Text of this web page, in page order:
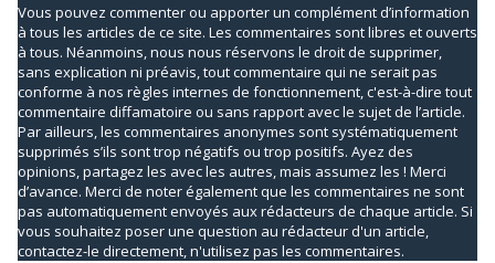
Vous pouvez commenter ou apporter un complément d’information
à tous les articles de ce site. Les commentaires sont libres et ouverts
à tous. Néanmoins, nous nous réservons le droit de supprimer,
sans explication ni préavis, tout commentaire qui ne serait pas
conforme à nos règles internes de fonctionnement, c'est-à-dire tout
commentaire diffamatoire ou sans rapport avec le sujet de l’article.
Par ailleurs, les commentaires anonymes sont systématiquement
supprimés s’ils sont trop négatifs ou trop positifs. Ayez des
opinions, partagez les avec les autres, mais assumez les ! Merci
d’avance. Merci de noter également que les commentaires ne sont
pas automatiquement envoyés aux rédacteurs de chaque article. Si
vous souhaitez poser une question au rédacteur d'un article,
contactez-le directement, n'utilisez pas les commentaires.